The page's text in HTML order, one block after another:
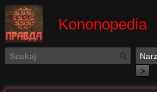
Kononopedia
>